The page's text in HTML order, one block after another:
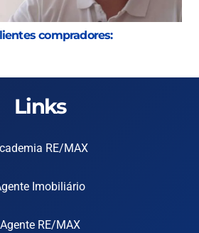
compradores:
Links
RE/MAX
Imobiliário
Agente RE/MAX